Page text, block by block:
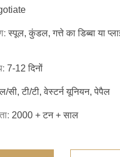
स्पूल, कुंडल, गत्ते का डिब्बा या
7-12 दिनों
सी, टी/टी, वेस्टर्न यूनियन, पेपैल
2000 + टन + साल